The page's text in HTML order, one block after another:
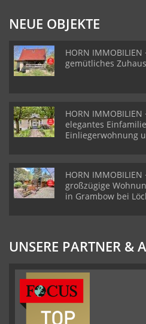
NEUE OBJEKTE
HORN IMMOBILIEN
gemütliches
HORN
elegantes
Einliegerwohnung
HORN IMMOBILIEN
großzügige
in Grambow bei
UNSERE PARTNER &